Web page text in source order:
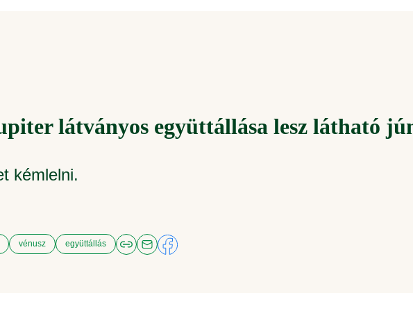
látványos együttállása lesz látható
kémlelni.
vénusz együttállás